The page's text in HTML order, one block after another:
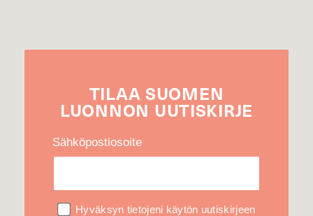
TILAA SUOMEN
LUONNON UUTIS­KIRJE
Sähköpostiosoite
Hyväksyn tietojeni käytön uutiskirjeen